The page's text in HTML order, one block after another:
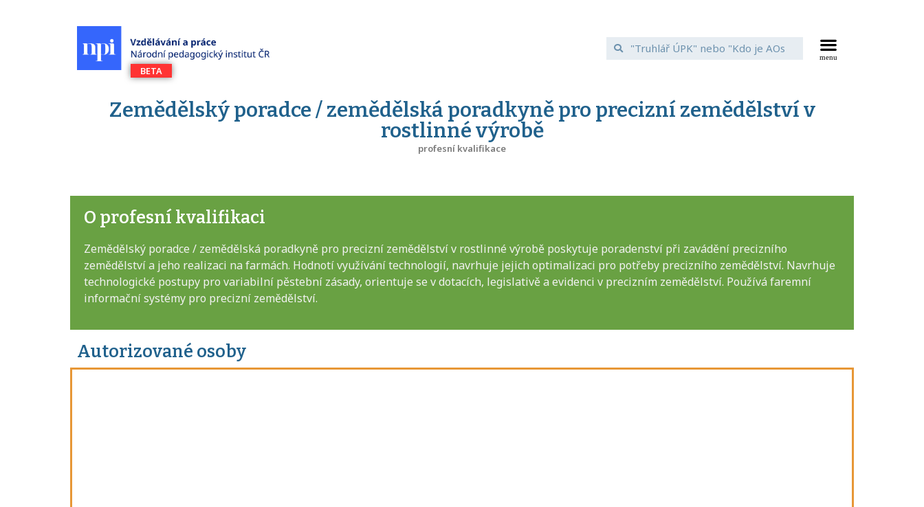
Zemědělský poradce / zemědělská poradkyně pro precizní zemědělství v
rostlinné výrobě
profesní kvalifikace
O profesní kvalifikaci
Zemědělský poradce / zemědělská poradkyně pro precizní zemědělství v rostlinné výrobě poskytuje poradenství při zavádění precizního
zemědělství a jeho realizaci na farmách. Hodnotí využívání technologií, navrhuje jejich optimalizaci pro potřeby precizního zemědělství. Navrhuje
technologické postupy pro variabilní pěstební zásady, orientuje se v dotacích, legislativě a evidenci v precizním zemědělství. Používá faremní
informační systémy pro precizní zemědělství.
Autorizované osoby